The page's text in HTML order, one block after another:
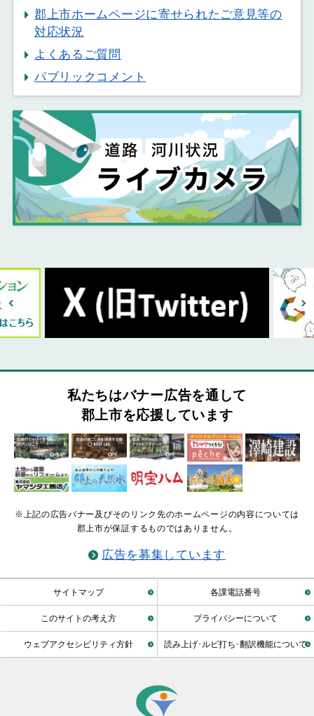
郡上市ホームページに寄せられたご意見等の
対応状況
よくあるご質問
パブリックコメント
私たちはバナー広告を通して
郡上市を応援しています
※上記の広告バナー及びそのリンク先のホームページの内容については
郡上市が保証するものではありません。
広告を募集しています
サイトマップ 各課電話番号
このサイトの考え方 プライバシーについて
ウェブアクセシビリティ方針 読み上げ･ルビ打ち･翻訳機能について